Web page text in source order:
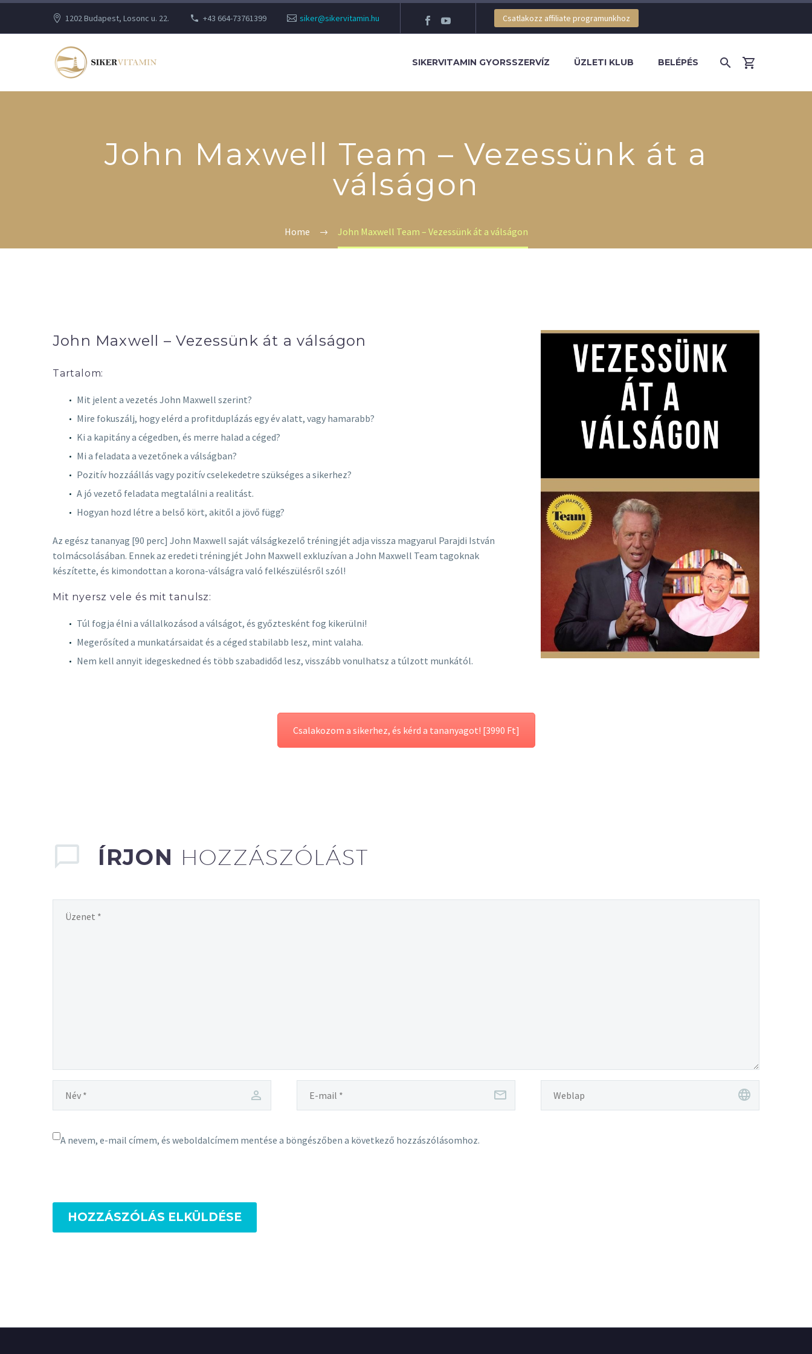
1202 Budapest, Losonc u. 22. +43 664-73761399 siker@sikervitamin.hu Csatlakozz affiliate programunkhoz
SIKERVITAMIN GYORSSZERVÍZ ÜZLETI KLUB BELÉPÉS
John Maxwell Team – Vezessünk át a
válságon
Home John Maxwell Team – Vezessünk át a válságon
John Maxwell – Vezessünk át a válságon
Tartalom:
Mit jelent a vezetés John Maxwell szerint?
Mire fokuszálj, hogy elérd a profitduplázás egy év alatt, vagy hamarabb?
Ki a kapitány a cégedben, és merre halad a céged?
Mi a feladata a vezetőnek a válságban?
Pozitív hozzáállás vagy pozitív cselekedetre szükséges a sikerhez?
A jó vezető feladata megtalálni a realitást.
Hogyan hozd létre a belső kört, akitől a jövő függ?
Az egész tananyag [90 perc] John Maxwell saját válságkezelő tréningjét adja vissza magyarul Parajdi István
tolmácsolásában. Ennek az eredeti tréningjét John Maxwell exkluzívan a John Maxwell Team tagoknak
készítette, és kimondottan a korona-válságra való felkészülésről szól!
Mit nyersz vele és mit tanulsz:
Túl fogja élni a vállalkozásod a válságot, és győztesként fog kikerülni!
Megerősíted a munkatársaidat és a céged stabilabb lesz, mint valaha.
Nem kell annyit idegeskedned és több szabadidőd lesz, visszább vonulhatsz a túlzott munkától.
Csalakozom a sikerhez, és kérd a tananyagot! [3990 Ft]
ÍRJON HOZZÁSZÓLÁST
A nevem, e-mail címem, és weboldalcímem mentése a böngészőben a következő hozzászólásomhoz.
HOZZÁSZÓLÁS ELKÜLDÉSE